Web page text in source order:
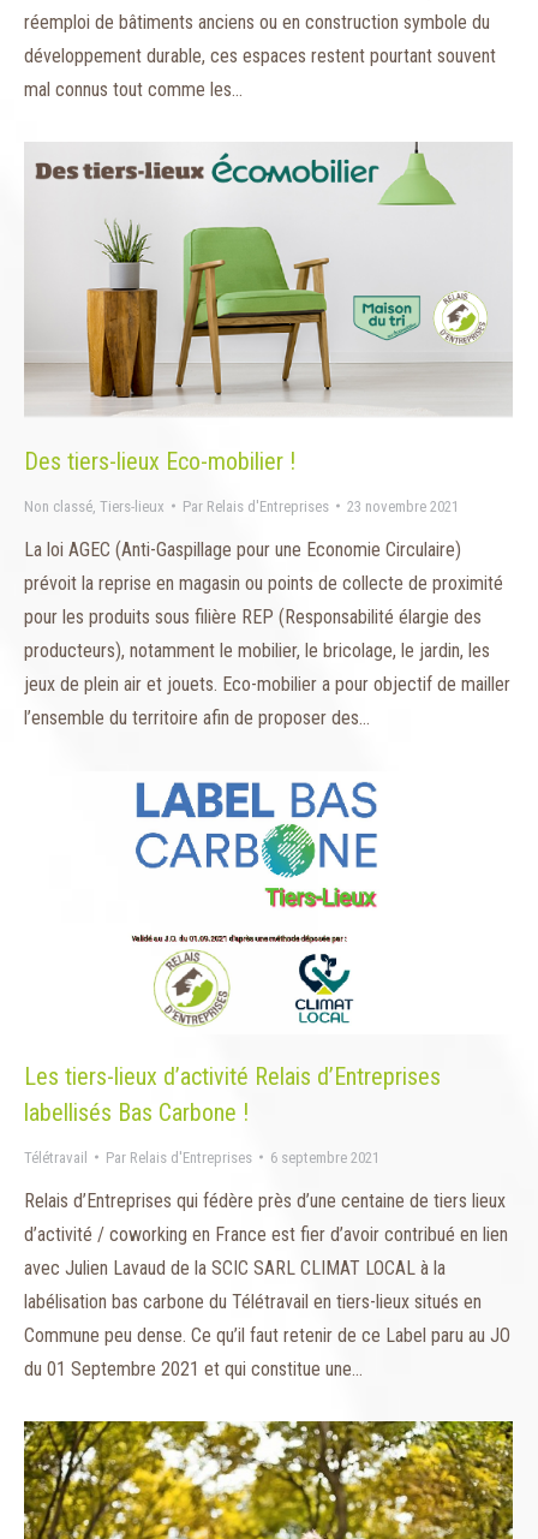
réemploi de bâtiments anciens ou en construction symbole du
développement durable, ces espaces restent pourtant souvent
mal connus tout comme les…
Des tiers-lieux Eco-mobilier !
Non classé Tiers-lieux Par Relais d'Entreprises 23 novembre 2021
La loi AGEC (Anti-Gaspillage pour une Economie Circulaire)
prévoit la reprise en magasin ou points de collecte de proximité
pour les produits sous filière REP (Responsabilité élargie des
producteurs), notamment le mobilier, le bricolage, le jardin, les
jeux de plein air et jouets. Eco-mobilier a pour objectif de mailler
l’ensemble du territoire afin de proposer des…
Les tiers-lieux d’activité Relais d’Entreprises
labellisés Bas Carbone !
Télétravail Par Relais d'Entreprises 6 septembre 2021
Relais d’Entreprises qui fédère près d’une centaine de tiers lieux
d’activité / coworking en France est fier d’avoir contribué en lien
avec Julien Lavaud de la SCIC SARL CLIMAT LOCAL à la
labélisation bas carbone du Télétravail en tiers-lieux situés en
Commune peu dense. Ce qu’il faut retenir de ce Label paru au JO
du 01 Septembre 2021 et qui constitue une…